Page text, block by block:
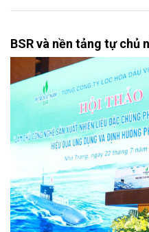
BSR và nền tảng tự chủ